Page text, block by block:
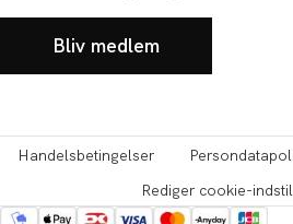
Bliv medlem
Handelsbetingelser
Rediger cookie-